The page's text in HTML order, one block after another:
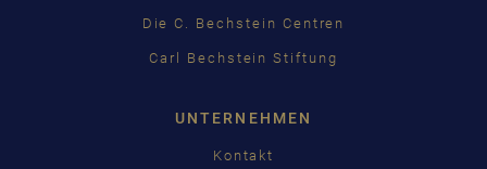
Die C. Bechstein Centren
Carl Bechstein Stiftung
UNTERNEHMEN
Kontakt